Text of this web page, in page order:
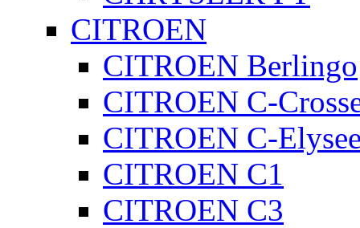
CITROEN
CITROEN Berlingo
CITROEN C-
CITROEN C-
CITROEN C1
CITROEN C3